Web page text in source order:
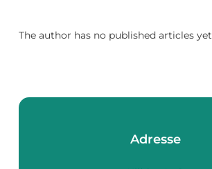
The author has no published articles yet
Adresse